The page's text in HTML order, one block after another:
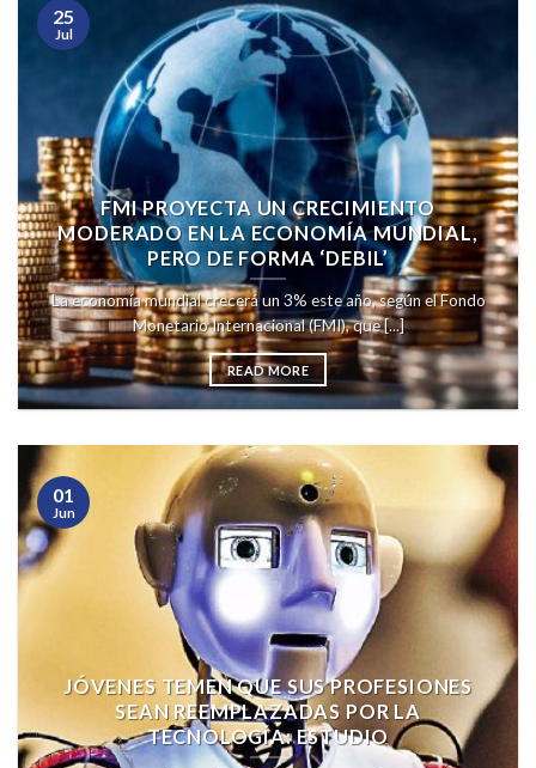
FMI PROYECTA UN CRECIMIENTO
MODERADO EN LA ECONOMÍA MUNDIAL,
PERO DE FORMA ‘DEBIL’
La economía mundial crecerá un 3% este año, según el Fondo
Monetario Internacional (FMI), que [...]
READ MORE
25
Jul
JÓVENES TEMEN QUE SUS PROFESIONES
SEAN REEMPLAZADAS POR LA
TECNOLOGÍA: ESTUDIO
01
Jun